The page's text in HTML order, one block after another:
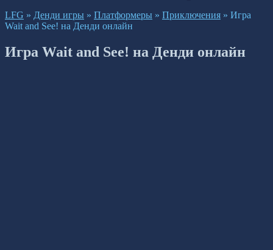
LFG » Денди игры » Платформеры » Приключения » Игра
Wait and See! на Денди онлайн
Игра Wait and See! на Денди онлайн